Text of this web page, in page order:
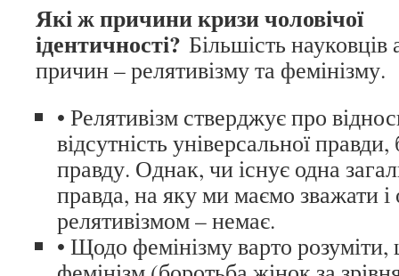
Які ж причини кризи чоловічої
ідентичності? Більшість
причин – релятивізму та фемінізму.
• Релятивізм стверджує про
відсутність універсальної
правду. Однак, чи існує одна
правда, на яку ми маємо зважати і
релятивізмом – немає.
• Щодо фемінізму варто